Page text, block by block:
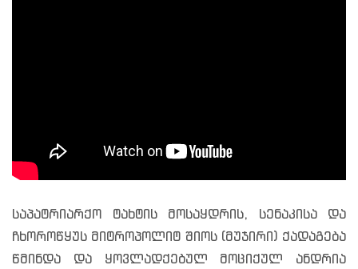
საპატრიარქო ტახტის მოსაყდრის, სენაკისა და
ჩხოროწყუს მიტროპოლიტ შიოს (მუჯირი) ქადაგება
წმინდა და ყოვლადქებულ მოციქულ ანდრია